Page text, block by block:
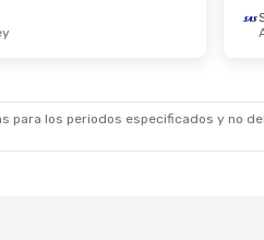
Sídney
los periodos especificados y no